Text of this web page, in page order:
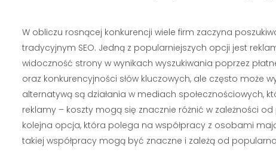
W obliczu rosnącej konkurencji wiele firm zaczyna
tradycyjnym SEO. Jedną z popularniejszych opcji jest
widoczność strony w wynikach wyszukiwania poprzez
oraz konkurencyjności słów kluczowych, ale często może
alternatywą są działania w mediach społecznościowych,
reklamy – koszty mogą się znacznie różnić w zależności
kolejna opcja, która polega na współpracy z osobami
takiej współpracy mogą być znaczne i zależą od